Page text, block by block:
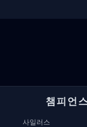
챔피언
사일러스